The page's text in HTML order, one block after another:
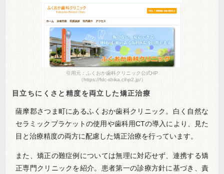
引用元：ふくおか歯科クリニック公式HP
（https://fdc-shika.cihp2.jp/）
目立ちにくさと精度を両立した矯正治療
薩摩郡さつま町にあるふくおか歯科クリニック。白く自然な
セラミックブラケットの使用や歯科用CTの導入により、見た
目と治療精度の両方に配慮した矯正治療を行っています。
また、矯正の難症例については無理に対応せず、連携する矯
正専門クリニックを紹介。患者第一の診療方針に基づき、責